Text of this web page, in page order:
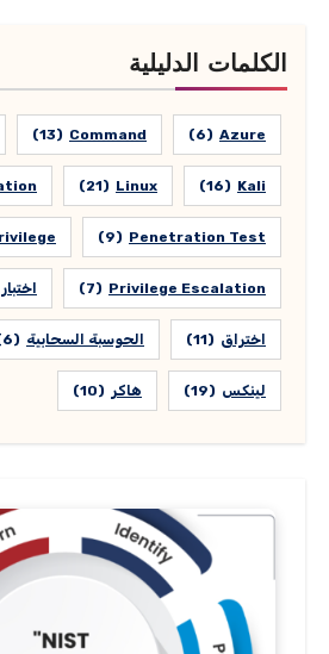
الكلمات الدليلية
Azure
(6)
Command
(13)
Kali
(16)
Linux
(21)
Penetration Test
(9)
Privilege Escalation
(7)
اختراق (11) الحوسبة السحابية (6)
لينكس (19) هاكر (10)